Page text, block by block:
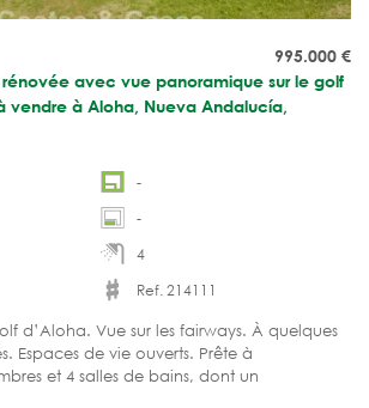
995.000 €
avec vue panoramique sur le golf
vendre à Aloha, Nueva Andalucía,
-
-
4
Ref. 214111
d’Aloha. Vue sur les fairways. À quelques
Espaces de vie ouverts. Prête à
et 4 salles de bains, dont un